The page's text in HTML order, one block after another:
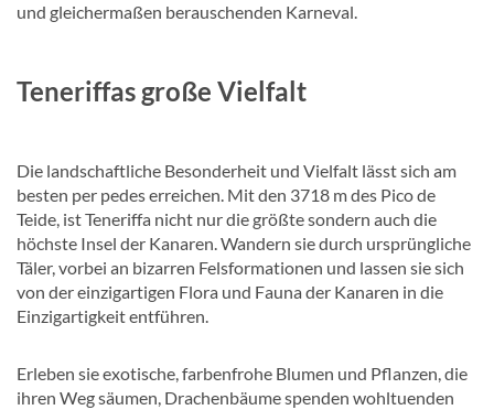
und gleichermaßen berauschenden Karneval.
Teneriffas große Vielfalt
Die landschaftliche Besonderheit und Vielfalt lässt sich am
besten per pedes erreichen. Mit den 3718 m des Pico de
Teide, ist Teneriffa nicht nur die größte sondern auch die
höchste Insel der Kanaren. Wandern sie durch ursprüngliche
Täler, vorbei an bizarren Felsformationen und lassen sie sich
von der einzigartigen Flora und Fauna der Kanaren in die
Einzigartigkeit entführen.
Erleben sie exotische, farbenfrohe Blumen und Pflanzen, die
ihren Weg säumen, Drachenbäume spenden wohltuenden